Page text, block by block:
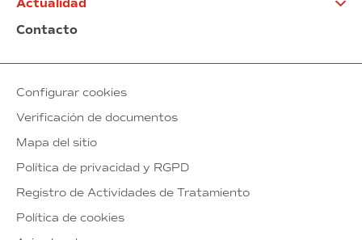
Actualidad
Contacto
Configurar cookies
Verificación de documentos
Mapa del sitio
Política de privacidad y RGPD
Registro de Actividades de Tratamiento
Política de cookies